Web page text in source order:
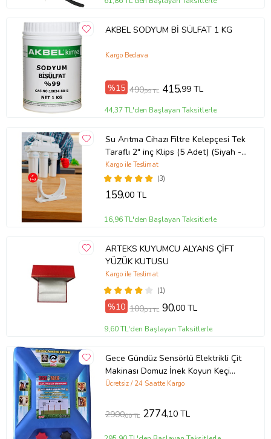
AKBEL SODYUM Bİ SÜLFAT 1 KG
Kargo Bedava
%15 490,99 TL 415,99 TL
44,37 TL'den Başlayan Taksitlerle
Su Arıtma Cihazı Filtre Kelepçesi Tek
Taraflı 2" inç Klips (5 Adet) (Siyah -
Beyaz)
(3)
Kargo ile Teslimat
159,00 TL
16,96 TL'den Başlayan Taksitlerle
ARTEKS KUYUMCU ALYANS ÇİFT
YÜZÜK KUTUSU
(1)
Kargo ile Teslimat
%10 100,01 TL 90,00 TL
9,60 TL'den Başlayan Taksitlerle
Gece Gündüz Sensörlü Elektrikli Çit
Makinası Domuz İnek Koyun Keçi
Yabani Hayvan Kovucu
Ücretsiz / 24 Saatte Kargo
2900,00 TL 2774,10 TL